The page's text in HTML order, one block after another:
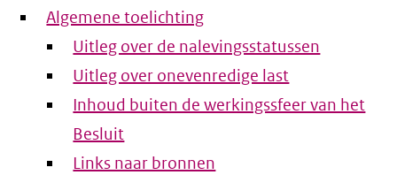
Algemene toelichting
Uitleg over de nalevingsstatussen
Uitleg over onevenredige last
Inhoud buiten de werkingssfeer van het
Besluit
Links naar bronnen